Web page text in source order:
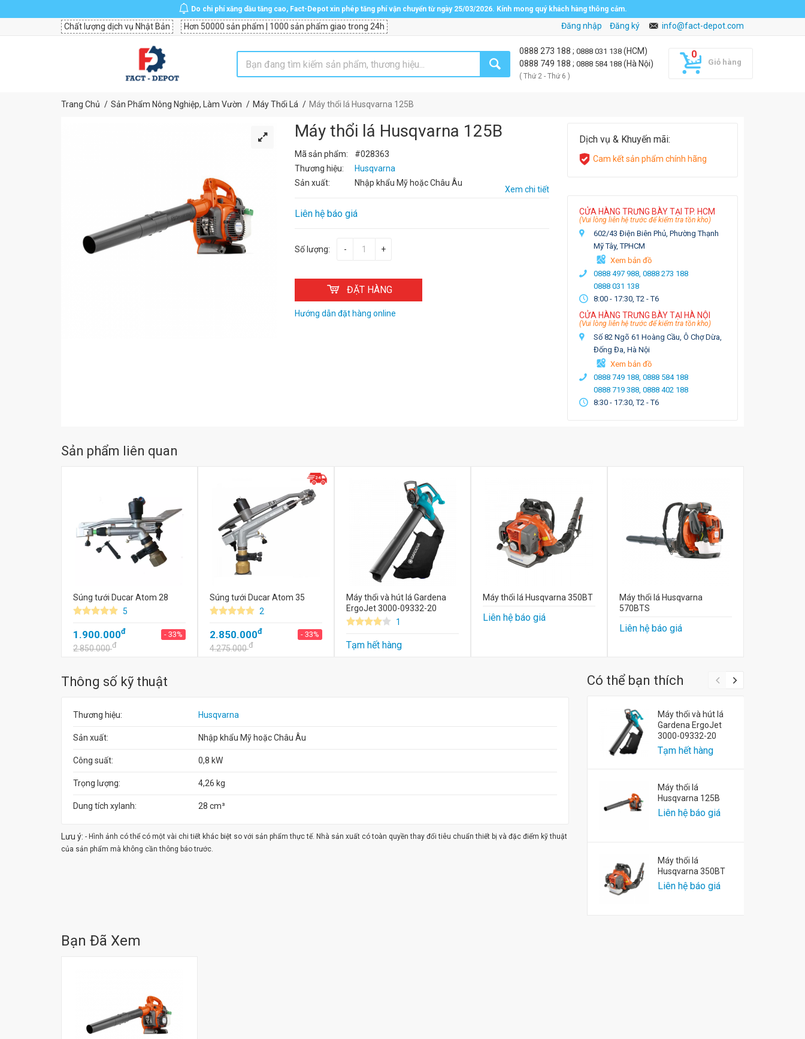
Do chi phí xăng dầu tăng cao, Fact-Depot xin phép tăng phí vận chuyển từ ngày 25/03/2026. Kính mong quý khách hàng thông cảm.
Chất lượng dịch vụ Nhật Bản Hơn 50000 sản phẩm | 1000 sản phẩm giao trong 24h Đăng nhập Đăng ký info@fact-depot.com
Giỏ hàng
0888 273 188 ; 0888 031 138 (HCM)
0888 749 188 ; 0888 584 188 (Hà Nội)
( Thứ 2 - Thứ 6 )
Trang Chủ Sản Phẩm Nông Nghiệp, Làm Vườn Máy Thổi Lá Máy thổi lá Husqvarna 125B
Máy thổi lá Husqvarna 125B
Mã sản phẩm:
#028363
Thương hiệu:
Husqvarna
Sản xuất:
Nhập khẩu Mỹ hoặc Châu Âu
Xem chi tiết
Liên hệ báo giá
Số lượng: - +
ĐẶT HÀNG
Hướng dẫn đặt hàng online
Dịch vụ & Khuyến mãi:
Cam kết sản phẩm chính hãng
CỬA HÀNG TRƯNG BÀY TẠI TP. HCM
(Vui lòng liên hệ trước để kiểm tra tồn kho)
602/43 Điện Biên Phủ, Phường Thạnh
Mỹ Tây, TPHCM
Xem bản đồ
0888 497 988, 0888 273 188
0888 031 138
8:00 - 17:30, T2 - T6
CỬA HÀNG TRƯNG BÀY TẠI HÀ NỘI
(Vui lòng liên hệ trước để kiểm tra tồn kho)
Số 82 Ngõ 61 Hoàng Cầu, Ô Chợ Dừa,
Đống Đa, Hà Nội
Xem bản đồ
0888 749 188, 0888 584 188
0888 719 388, 0888 402 188
8:30 - 17:30, T2 - T6
Sản phẩm liên quan
Súng tưới Ducar Atom 28
5
1.900.000đ - 33%
2.850.000đ
Súng tưới Ducar Atom 35
2
2.850.000đ - 33%
4.275.000đ
Máy thổi và hút lá Gardena
ErgoJet 3000-09332-20
1
Tạm hết hàng
Máy thổi lá Husqvarna 350BT
Liên hệ báo giá
Máy thổi lá Husqvarna
570BTS
Liên hệ báo giá
Thông số kỹ thuật
Thương hiệu: Husqvarna
Sản xuất: Nhập khẩu Mỹ hoặc Châu Âu
Công suất: 0,8 kW
Trọng lượng: 4,26 kg
Dung tích xylanh: 28 cm³
Lưu ý: - Hình ảnh có thể có một vài chi tiết khác biệt so với sản phẩm thực tế. Nhà sản xuất có toàn quyền thay đổi tiêu chuẩn thiết bị và đặc điểm kỹ thuật
của sản phẩm mà không cần thông báo trước.
Có thể bạn thích
Máy thổi và hút lá
Gardena ErgoJet
3000-09332-20
Tạm hết hàng
Máy thổi lá
Husqvarna 125B
Liên hệ báo giá
Máy thổi lá
Husqvarna 350BT
Liên hệ báo giá
Bạn Đã Xem